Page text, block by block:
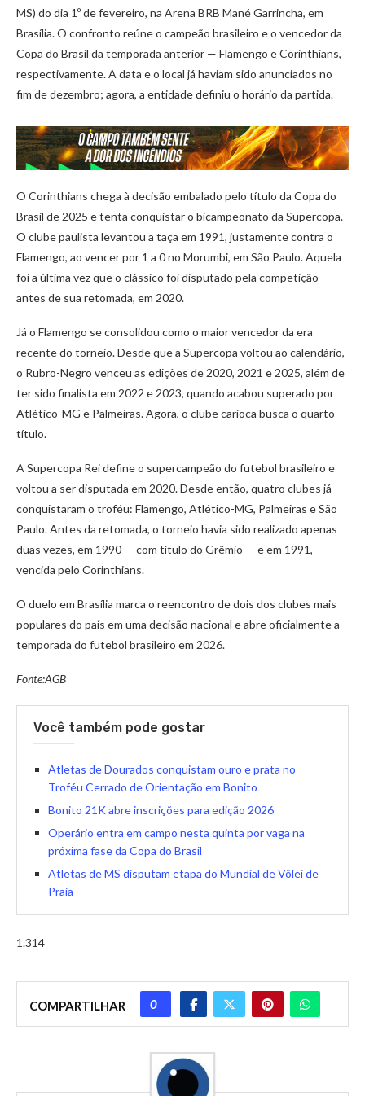
MS) do dia 1º de fevereiro, na Arena BRB Mané Garrincha, em
Brasília. O confronto reúne o campeão brasileiro e o vencedor da
Copa do Brasil da temporada anterior — Flamengo e Corinthians,
respectivamente. A data e o local já haviam sido anunciados no
fim de dezembro; agora, a entidade definiu o horário da partida.
O Corinthians chega à decisão embalado pelo título da Copa do
Brasil de 2025 e tenta conquistar o bicampeonato da Supercopa.
O clube paulista levantou a taça em 1991, justamente contra o
Flamengo, ao vencer por 1 a 0 no Morumbi, em São Paulo. Aquela
foi a última vez que o clássico foi disputado pela competição
antes de sua retomada, em 2020.
Já o Flamengo se consolidou como o maior vencedor da era
recente do torneio. Desde que a Supercopa voltou ao calendário,
o Rubro-Negro venceu as edições de 2020, 2021 e 2025, além de
ter sido finalista em 2022 e 2023, quando acabou superado por
Atlético-MG e Palmeiras. Agora, o clube carioca busca o quarto
título.
A Supercopa Rei define o supercampeão do futebol brasileiro e
voltou a ser disputada em 2020. Desde então, quatro clubes já
conquistaram o troféu: Flamengo, Atlético-MG, Palmeiras e São
Paulo. Antes da retomada, o torneio havia sido realizado apenas
duas vezes, em 1990 — com título do Grêmio — e em 1991,
vencida pelo Corinthians.
O duelo em Brasília marca o reencontro de dois dos clubes mais
populares do país em uma decisão nacional e abre oficialmente a
temporada do futebol brasileiro em 2026.
Fonte:AGB
Você também pode gostar
Atletas de Dourados conquistam ouro e prata no
Troféu Cerrado de Orientação em Bonito
Bonito 21K abre inscrições para edição 2026
Operário entra em campo nesta quinta por vaga na
próxima fase da Copa do Brasil
Atletas de MS disputam etapa do Mundial de Vôlei de
Praia
1.314
COMPARTILHAR 0